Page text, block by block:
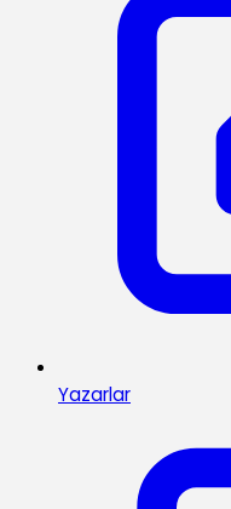
Yazarlar